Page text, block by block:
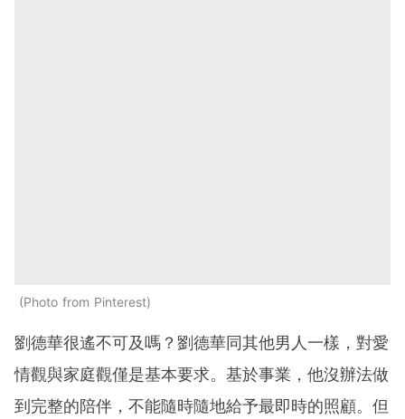
Photo from Pinterest
劉德華很遙不可及嗎？劉德華同其他男人一樣，對愛
情觀與家庭觀僅是基本要求。基於事業，他沒辦法做
到完整的陪伴，不能隨時隨地給予最即時的照顧。但